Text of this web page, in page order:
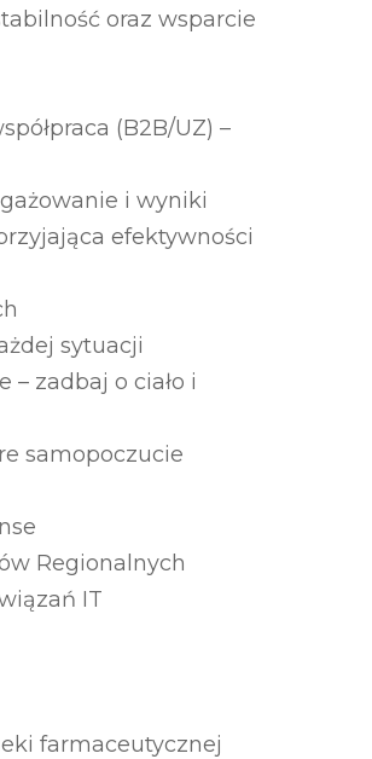
oraz wsparcie
(B2B/UZ) –
i wyniki
efektywności
sytuacji
zadbaj o ciało i
samopoczucie
Regionalnych
IT
farmaceutycznej